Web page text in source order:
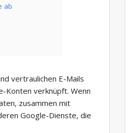
ab
vertraulichen E-Mails
Konten verknüpft. Wenn
zusammen mit
Google-Dienste, die